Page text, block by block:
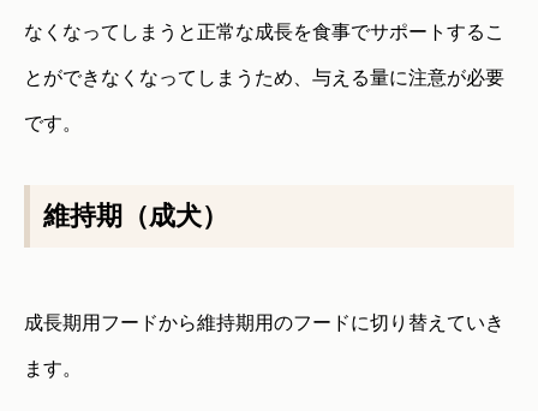
なくなってしまうと正常な成長を食事でサポートするこ
とができなくなってしまうため、与える量に注意が必要
です。
維持期（成犬）
成長期用フードから維持期用のフードに切り替えていき
ます。